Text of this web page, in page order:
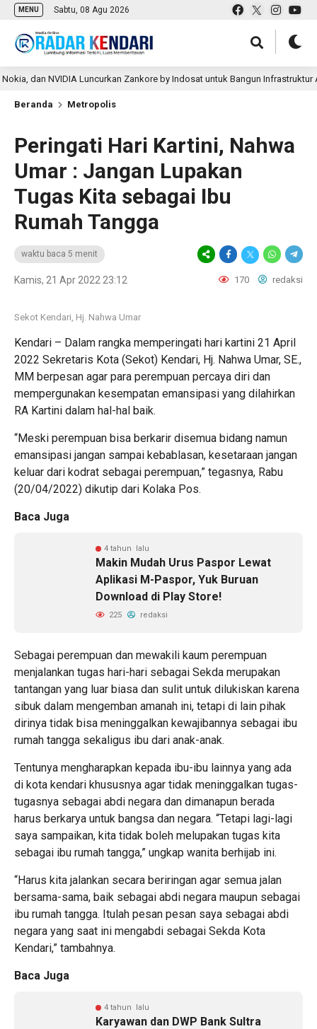
MENU Sabtu, 08 Agu 2026
Luncurkan Zankore by Indosat untuk Bangun Infrastruktur AI
Beranda Metropolis
Peringati Hari Kartini, Nahwa
Umar : Jangan Lupakan
Tugas Kita sebagai Ibu
Rumah Tangga
waktu baca 5 menit
Kamis, 21 Apr 2022 23:12 170 redaksi
Sekot Kendari, Hj. Nahwa Umar
Kendari – Dalam rangka memperingati hari kartini 21 April
2022 Sekretaris Kota (Sekot) Kendari, Hj. Nahwa Umar, SE.,
MM berpesan agar para perempuan percaya diri dan
mempergunakan kesempatan emansipasi yang dilahirkan
RA Kartini dalam hal-hal baik.
“Meski perempuan bisa berkarir disemua bidang namun
emansipasi jangan sampai kebablasan, kesetaraan jangan
keluar dari kodrat sebagai perempuan,” tegasnya, Rabu
(20/04/2022) dikutip dari Kolaka Pos.
Baca Juga
4 tahun lalu
Makin Mudah Urus Paspor Lewat
Aplikasi M-Paspor, Yuk Buruan
Download di Play Store!
225 redaksi
Sebagai perempuan dan mewakili kaum perempuan
menjalankan tugas hari-hari sebagai Sekda merupakan
tantangan yang luar biasa dan sulit untuk dilukiskan karena
sibuk dalam mengemban amanah ini, tetapi di lain pihak
dirinya tidak bisa meninggalkan kewajibannya sebagai ibu
rumah tangga sekaligus ibu dari anak-anak.
Tentunya mengharapkan kepada ibu-ibu lainnya yang ada
di kota kendari khususnya agar tidak meninggalkan tugas-
tugasnya sebagai abdi negara dan dimanapun berada
harus berkarya untuk bangsa dan negara. “Tetapi lagi-lagi
saya sampaikan, kita tidak boleh melupakan tugas kita
sebagai ibu rumah tangga,” ungkap wanita berhijab ini.
“Harus kita jalankan secara beriringan agar semua jalan
bersama-sama, baik sebagai abdi negara maupun sebagai
ibu rumah tangga. Itulah pesan pesan saya sebagai abdi
negara yang saat ini mengabdi sebagai Sekda Kota
Kendari,” tambahnya.
Baca Juga
4 tahun lalu
Karyawan dan DWP Bank Sultra